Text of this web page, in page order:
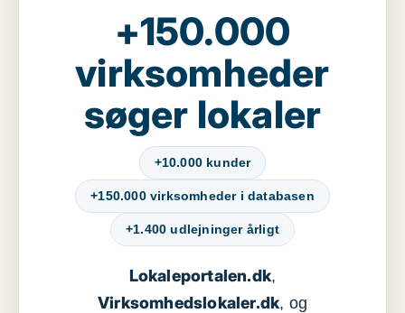
+150.000
virksomheder
søger lokaler
+10.000 kunder
+150.000 virksomheder i databasen
+1.400 udlejninger årligt
Lokaleportalen.dk,
Virksomhedslokaler.dk, og